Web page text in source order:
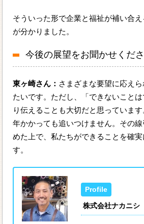
そういった形で企業と福祉が補い合
が分かりました。
今後の展望をお聞かせくださ
東ヶ崎さん： さまざまな要望に応え
たいです。ただし、「できないこと
り伝えることも大切だと思っていま
年かかっても追いつけません。その
めた上で、私たちができることを確
す。
株式会社ナカニ